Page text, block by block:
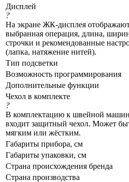
Дисплей
?
На экране ЖК-дисплея
выбранная операция, длина,
строчки и рекомендованные
(лапка, натяжение нитей).
Тип подсветки
Возможность программирования
Дополнительные функции
Чехол в комплекте
?
В комплектацию к швейной
входит защитный чехол. Может
мягким или жёстким.
Габариты прибора, см
Габариты упаковки, см
Страна происхождения бренда
Страна производства